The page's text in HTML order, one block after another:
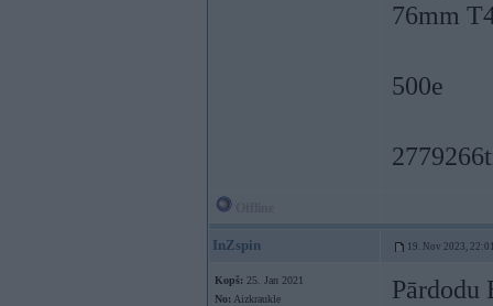
76mm
500e
InZspin 19. Nov 2023,
Kopš: 25. Jan 2021
No: Aizkraukle